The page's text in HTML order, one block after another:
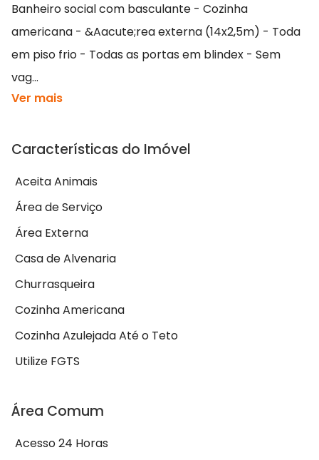
Banheiro social com basculante - Cozinha
americana - &Aacute;rea externa (14x2,5m) - Toda
em piso frio - Todas as portas em blindex - Sem
vag...
Ver mais
Características do Imóvel
Aceita Animais
Área de Serviço
Área Externa
Casa de Alvenaria
Churrasqueira
Cozinha Americana
Cozinha Azulejada Até o Teto
Utilize FGTS
Área Comum
Acesso 24 Horas